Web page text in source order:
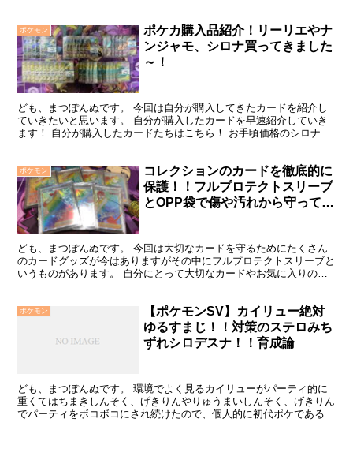
ポケモン
ポケカ購入品紹介！リーリエやナ
ンジャモ、シロナ買ってきました
～！
ども、まつぽんぬです。 今回は自分が購入してきたカードを紹介し
ていきたいと思います。 自分が購入したカードを早速紹介していき
ます！ 自分が購入したカードたちはこちら！ お手頃価格のシロナ、
ポケモン
コレクションのカードを徹底的に
保護！！フルプロテクトスリーブ
とOPP袋で傷や汚れから守って保
ども、まつぽんぬです。 今回は大切なカードを守るためにたくさん
のカードグッズが今はありますがその中にフルプロテクトスリーブと
いうものがあります。 自分にとって大切なカードやお気に入りのカ
ポケモン
【ポケモンSV】カイリュー絶対
ゆるすまじ！！対策のステロみち
ずれシロデスナ！！育成論
ども、まつぽんぬです。 環境でよく見るカイリューがパーティ的に
重くてはちまきしんそく、げきりんやりゅうまいしんそく、げきりん
でパーティをボコボコにされ続けたので、個人的に初代ポケであるカ